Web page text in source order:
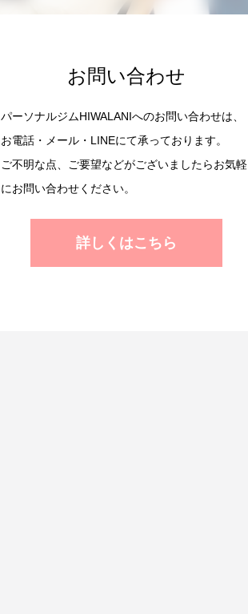
お問い合わせ
パーソナルジムHIWALANIへのお問い合わせは、
お電話・メール・LINEにて承っております。
ご不明な点、ご要望などがございましたらお気軽
にお問い合わせください。
詳しくはこちら